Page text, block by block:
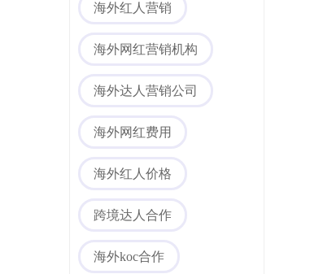
海外红人营销
海外网红营销机构
海外达人营销公司
海外网红费用
海外红人价格
跨境达人合作
海外koc合作